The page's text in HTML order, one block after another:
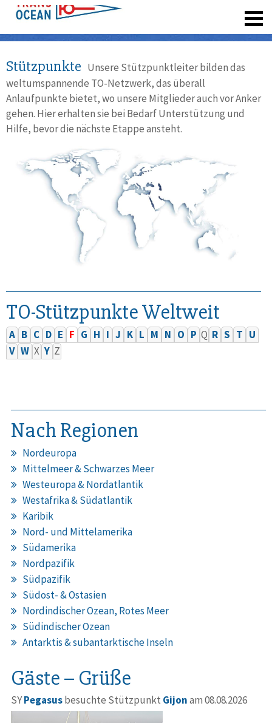
Stützpunkte Unsere Stützpunktleiter bilden das
weltumspannende TO-Netzwerk, das überall
Anlaufpunkte bietet, wo unsere Mitglieder auch vor Anker
gehen. Hier erhalten sie bei Bedarf Unterstützung und
Hilfe, bevor die nächste Etappe ansteht.
TO-Stützpunkte Weltweit
A B C D E F G H I J K L M N O P Q R S T U
V W X Y Z
Nach Regionen
Nordeuropa
Mittelmeer & Schwarzes Meer
Westeuropa & Nordatlantik
Westafrika & Südatlantik
Karibik
Nord- und Mittelamerika
Südamerika
Nordpazifik
Südpazifik
Südost- & Ostasien
Nordindischer Ozean, Rotes Meer
Südindischer Ozean
Antarktis & subantarktische Inseln
Gäste – Grüße
SYPegasusbesuchte Stützpunkt Gijonam 08.08.2026